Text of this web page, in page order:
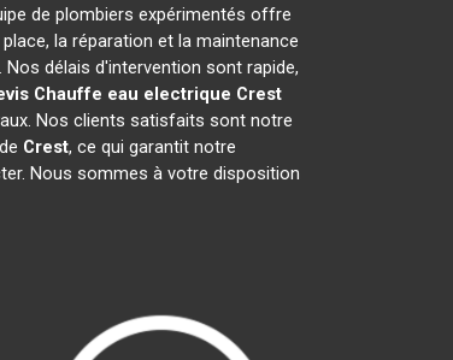
de plombiers expérimentés offre
la réparation et la maintenance
délais d'intervention sont rapide,
Chauffe eau electrique Crest
Nos clients satisfaits sont notre
Crest, ce qui garantit notre
Nous sommes à votre disposition